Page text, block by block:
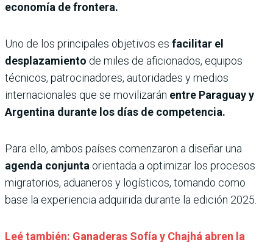
economía de frontera.
Uno de los principales objetivos es facilitar el
desplazamiento de miles de aficionados, equipos
técnicos, patrocinadores, autoridades y medios
internacionales que se movilizarán entre Paraguay y
Argentina durante los días de competencia.
Para ello, ambos países comenzaron a diseñar una
agenda conjunta orientada a optimizar los procesos
migratorios, aduaneros y logísticos, tomando como
base la experiencia adquirida durante la edición 2025.
Leé también: Ganaderas Sofía y Chajhá abren la